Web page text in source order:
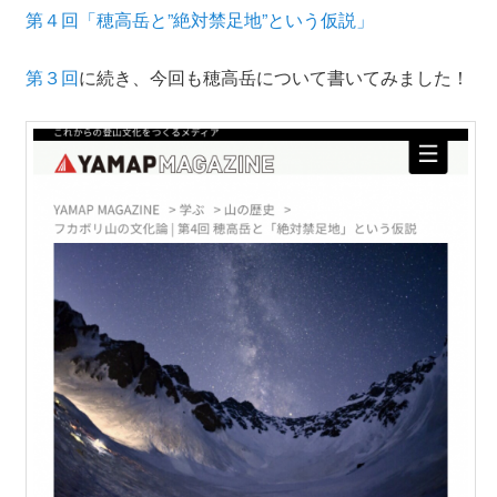
第４回「穂高岳と”絶対禁足地”という仮説」
第３回に続き、今回も穂高岳について書いてみました！